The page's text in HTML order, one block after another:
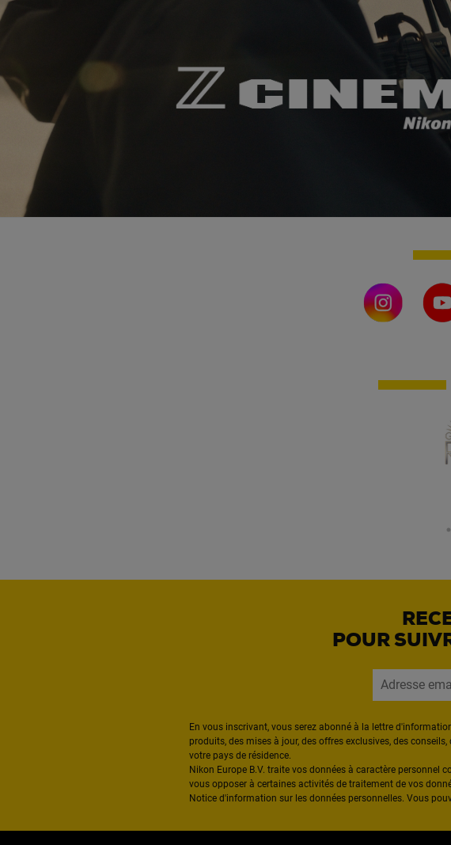
POUR
En vous inscrivant, vous serez abonné à la lettre
produits, des mises à jour, des offres exclusives, des
votre pays de résidence.
Nikon Europe B.V. traite vos données à caractère personnel
vous opposer à certaines activités de traitement de vos
Notice d'information sur les données personnelles. Vous